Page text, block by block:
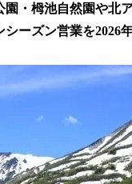
数
を
読
込
す
・栂池自然園や北
ーズン営業を2026